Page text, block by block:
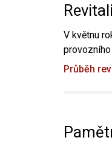
V květnu
Průběh